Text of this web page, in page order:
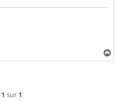
a
1 sur 1